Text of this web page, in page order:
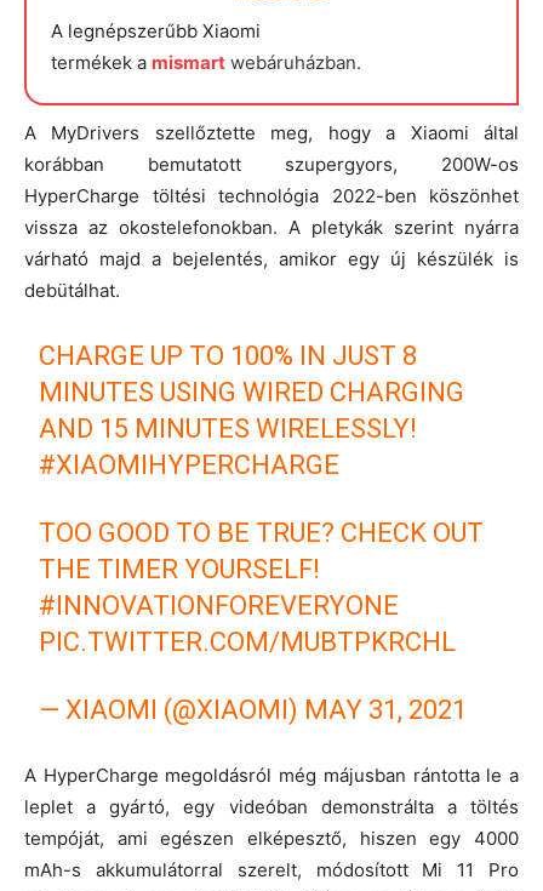
A legnépszerűbb Xiaomi
termékek a mismart webáruházban.
A MyDrivers szellőztette meg, hogy a Xiaomi által
korábban bemutatott szupergyors, 200W-os
HyperCharge töltési technológia 2022-ben köszönhet
vissza az okostelefonokban. A pletykák szerint nyárra
várható majd a bejelentés, amikor egy új készülék is
debütálhat.
CHARGE UP TO 100% IN JUST 8
MINUTES USING WIRED CHARGING
AND 15 MINUTES WIRELESSLY!
#XIAOMIHYPERCHARGE
TOO GOOD TO BE TRUE? CHECK OUT
THE TIMER YOURSELF!
#INNOVATIONFOREVERYONE
PIC.TWITTER.COM/MUBTPKRCHL
— XIAOMI (@XIAOMI) MAY 31, 2021
A HyperCharge megoldásról még májusban rántotta le a
leplet a gyártó, egy videóban demonstrálta a töltés
tempóját, ami egészen elképesztő, hiszen egy 4000
mAh-s akkumulátorral szerelt, módosított Mi 11 Pro